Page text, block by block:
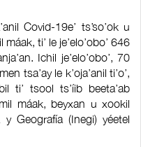
Covid-19e’ ts’so’ok u
ti’ le je’elo’obo’ 646
Ichil je’elo’obo’, 70
tsa’ay le k’oja’anil ti’o’,
ti’ tsool ts’íib beeta’ab
máak, beyxan u xookil
Geografía (Inegi) yéetel